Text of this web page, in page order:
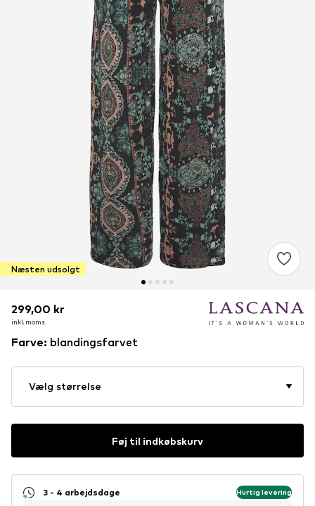
Næsten udsolgt
299,00 kr
inkl. moms
299,00 kr
inkl. moms
Farve: blandingsfarvet
Vælg størrelse
Føj til indkøbskurv
3 - 4 arbejdsdage Hurtig levering